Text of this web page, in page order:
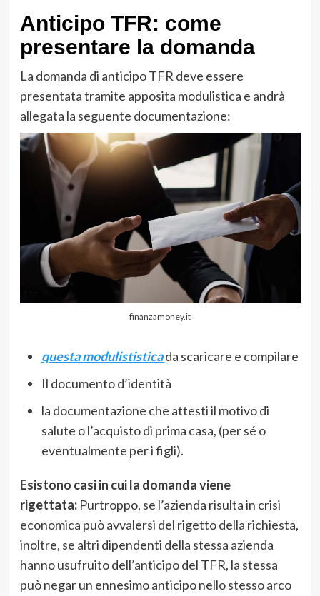
Anticipo TFR: come
presentare la domanda
La domanda di anticipo TFR deve essere
presentata tramite apposita modulistica e andrà
allegata la seguente documentazione:
finanzamoney.it
questa modulististicada scaricare e compilare
Il documento d’identità
la documentazione che attesti il motivo di
salute o l’acquisto di prima casa, (per sé o
eventualmente per i figli).
Esistono casi in cui la domanda viene
rigettata: Purtroppo, se l’azienda risulta in crisi
economica può avvalersi del rigetto della richiesta,
inoltre, se altri dipendenti della stessa azienda
hanno usufruito dell’anticipo del TFR, la stessa
può negar un ennesimo anticipo nello stesso arco